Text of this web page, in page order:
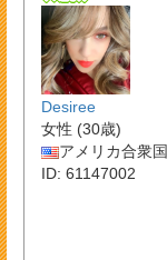
Desiree
女性 (30歳)
アメリカ合衆国
ID: 61147002